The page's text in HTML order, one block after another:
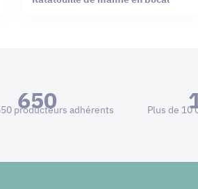
650
producteurs adhérents Plus de 10